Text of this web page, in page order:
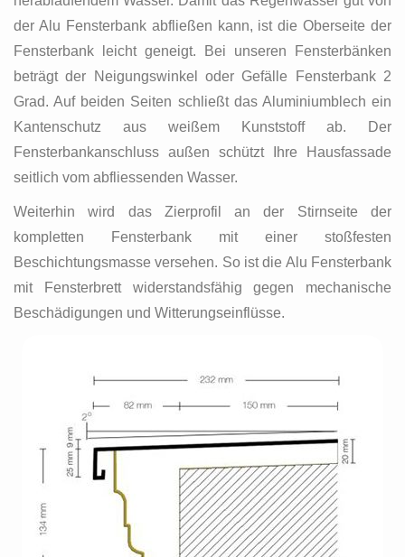
der Alu Fensterbank abfließen kann, ist die Oberseite der
Fensterbank leicht geneigt. Bei unseren Fensterbänken
beträgt der Neigungswinkel oder Gefälle Fensterbank 2
Grad. Auf beiden Seiten schließt das Aluminiumblech ein
Kantenschutz aus weißem Kunststoff ab. Der
Fensterbankanschluss außen schützt Ihre Hausfassade
seitlich vom abfliessenden Wasser.
Weiterhin wird das Zierprofil an der Stirnseite der
kompletten Fensterbank mit einer stoßfesten
Beschichtungsmasse versehen. So ist die Alu Fensterbank
mit Fensterbrett widerstandsfähig gegen mechanische
Beschädigungen und Witterungseinflüsse.